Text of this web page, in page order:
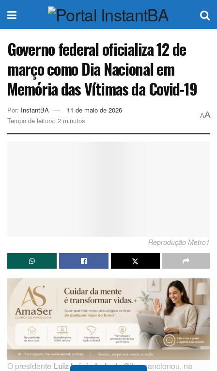
Governo federal oficializa 12 de
março como Dia Nacional em
Memória das Vítimas da Covid-19
Por: InstantBA
11 de maio de 2026
Tempo de leitura: 2 minutos
AA
Reprodução Metro1
O presidente Luiz Inácio Lula da Silvasancionou, na